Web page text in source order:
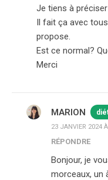
Je tiens à préciser
Il fait ça avec
propose.
Est ce normal?
Merci
MARION
23 JANVIER 2024
RÉPONDRE
Bonjour, je
morceaux, un